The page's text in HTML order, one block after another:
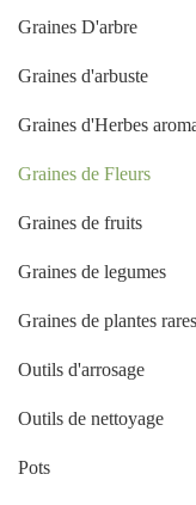
Graines D'arbre
Graines d'arbuste
Graines d'Herbes
Graines de Fleurs
Graines de fruits
Graines de legumes
Graines de plantes
Outils d'arrosage
Outils de nettoyage
Pots